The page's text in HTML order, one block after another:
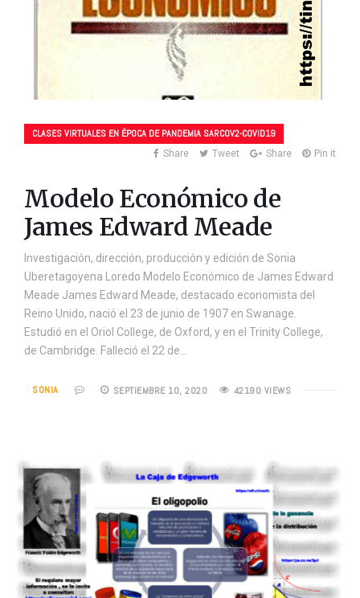
CLASES VIRTUALES EN ÉPOCA DE PANDEMIA SARCOV2-COVID19
Share Tweet Share Pin it
Modelo Económico de
James Edward Meade
Investigación, dirección, producción y edición de Sonia
Uberetagoyena Loredo Modelo Económico de James Edward
Meade James Edward Meade, destacado economista del
Reino Unido, nació el 23 de junio de 1907 en Swanage.
Estudió en el Oriol College, de Oxford, y en el Trinity College,
de Cambridge. Falleció el 22 de…
SONIA SEPTIEMBRE 10, 2020 42190 VIEWS